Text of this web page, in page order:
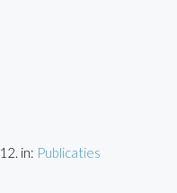
in: Publicaties